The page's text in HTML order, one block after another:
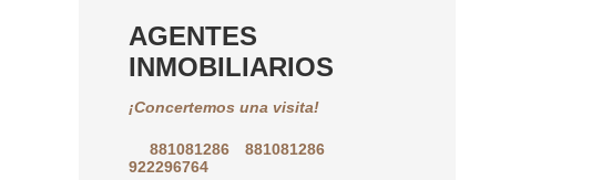
AGENTES
INMOBILIARIOS
¡Concertemos una visita!
881081286
881081286
922296764